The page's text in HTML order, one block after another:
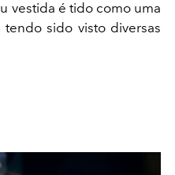
vestida é tido como uma
tendo sido visto diversas